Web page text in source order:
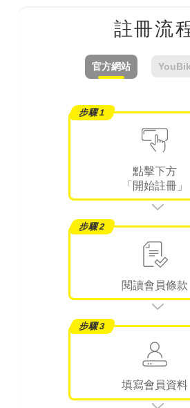
註冊流
官方網站
點擊下方
「開始註冊」
閱讀會員條款
填寫會員資料